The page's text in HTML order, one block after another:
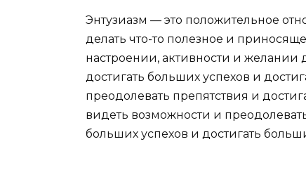
Энтузиазм — это положительное
делать что-то полезное и
настроении, активности и желании
достигать больших успехов и
преодолевать препятствия и
видеть возможности и
больших успехов и достигать